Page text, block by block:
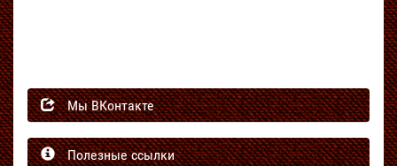
Мы ВКонтакте
Полезные ссылки